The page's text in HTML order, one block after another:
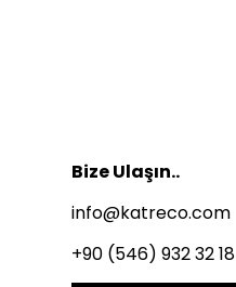
Bize Ulaşın..
info@katreco.com
+90 (546) 932 32 18